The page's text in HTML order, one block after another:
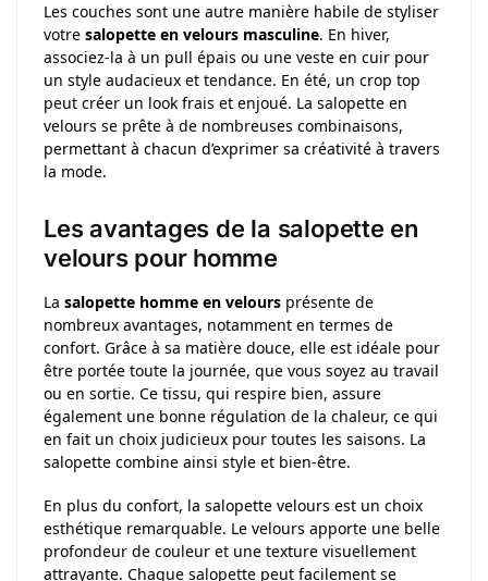
Les couches sont une autre manière habile de styliser
votre salopette en velours masculine. En hiver,
associez-la à un pull épais ou une veste en cuir pour
un style audacieux et tendance. En été, un crop top
peut créer un look frais et enjoué. La salopette en
velours se prête à de nombreuses combinaisons,
permettant à chacun d’exprimer sa créativité à travers
la mode.
Les avantages de la salopette en
velours pour homme
La salopette homme en velours présente de
nombreux avantages, notamment en termes de
confort. Grâce à sa matière douce, elle est idéale pour
être portée toute la journée, que vous soyez au travail
ou en sortie. Ce tissu, qui respire bien, assure
également une bonne régulation de la chaleur, ce qui
en fait un choix judicieux pour toutes les saisons. La
salopette combine ainsi style et bien-être.
En plus du confort, la salopette velours est un choix
esthétique remarquable. Le velours apporte une belle
profondeur de couleur et une texture visuellement
attrayante. Chaque salopette peut facilement se